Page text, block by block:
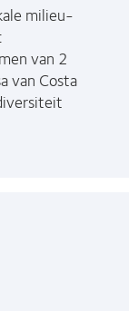
milieu-
van 2
van Costa